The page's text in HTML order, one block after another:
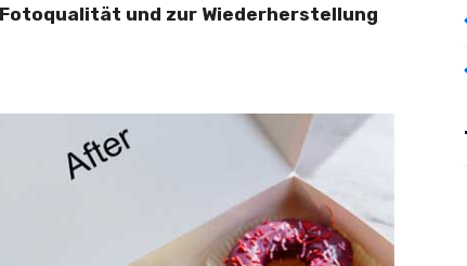
und zur Wiederherstellung